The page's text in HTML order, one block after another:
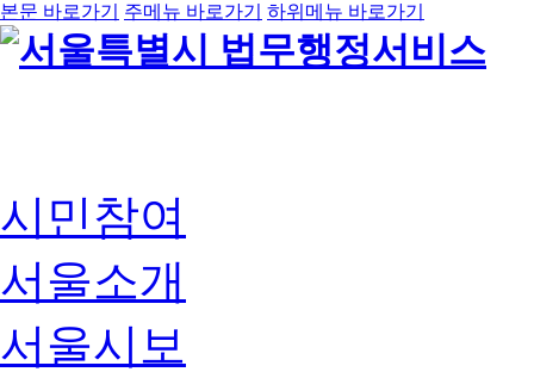
본문 바로가기 주메뉴 바로가기 하위메뉴 바로가기
시민참여
서울소개
서울시보